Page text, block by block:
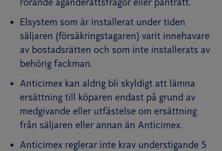
Elsystem som är installerat under tiden
säljaren (försäkringstagaren) varit innehavare
av bostadsrätten och som inte installerats av
behörig fackman.
Anticimex kan aldrig bli skyldigt att lämna
ersättning till köparen endast på grund av
medgivande eller utfästelse om ersättning
från säljaren eller annan än Anticimex.
Anticimex reglerar inte krav understigande 5